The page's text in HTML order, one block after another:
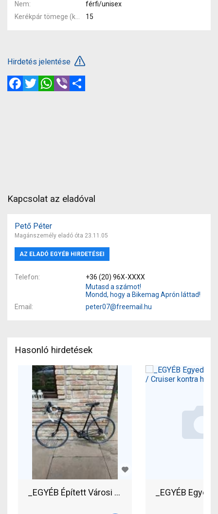
Nem
férfi/unisex
15
Hirdetés jelentése
FacebookTwitterWhatsApp
Viber
Kapcsolat az eladóval
Pető Péter
Magánszemély eladó óta 23.11.05
AZ ELADÓ EGYÉB HIRDETÉSEI
Telefon
+36 (20) 96X-XXXX
Mutasd a számot!
Mondd, hogy a Bikemag Aprón láttad!
Email
peter07@freemail.hu
Hasonló hirdetések
_EGYÉB Épített Városi / Cruiser v-fék használt
_EGYÉB